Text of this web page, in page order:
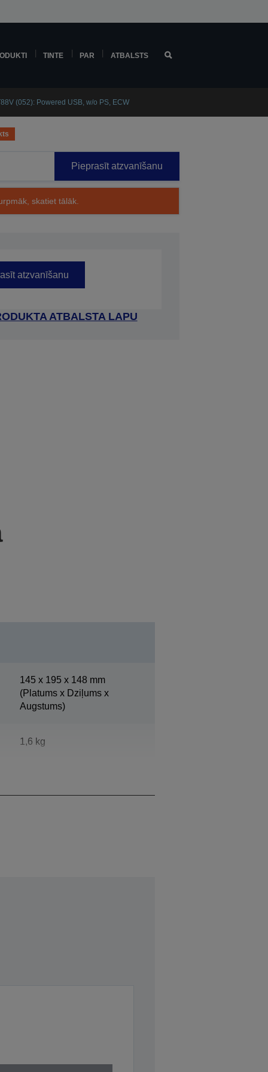
TINTE PAR ATBALSTS
(052): Powered USB, w/o PS, ECW
Pieprasīt atzvanīšanu
skatiet tālāk.
atzvanīšanu
ATBALSTA LAPU
145‎ x 195 x 148 mm
(Platums x Dziļums x
Augstums)
1,6 kg